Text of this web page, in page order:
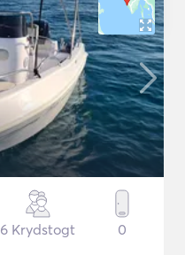
6 Krydstogt 0